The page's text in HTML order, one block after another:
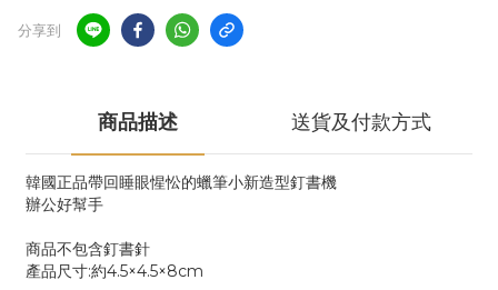
分享到
商品描述 送貨及付款方式
韓國正品帶回睡眼惺忪的蠟筆小新造型釘書機
辦公好幫手
商品不包含釘書針
產品尺寸:約4.5×4.5×8cm